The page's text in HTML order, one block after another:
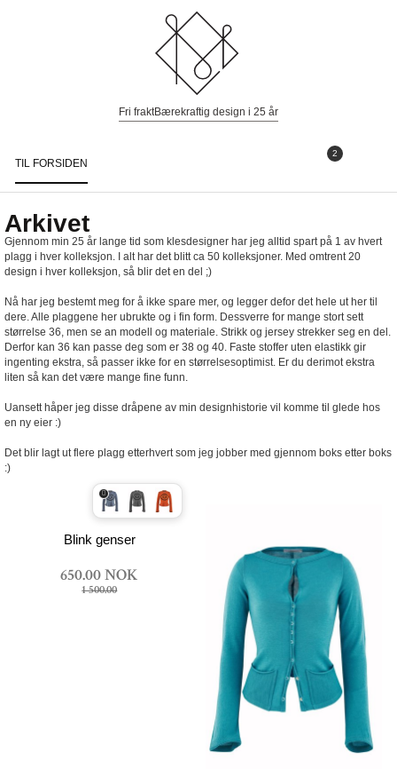
Fri fraktBærekraftig design i 25 år
2
TIL FORSIDEN
Arkivet
Gjennom min 25 år lange tid som klesdesigner har jeg alltid spart på 1 av hvert
plagg i hver kolleksjon. I alt har det blitt ca 50 kolleksjoner. Med omtrent 20
design i hver kolleksjon, så blir det en del ;)
Nå har jeg bestemt meg for å ikke spare mer, og legger defor det hele ut her til
dere. Alle plaggene her ubrukte og i fin form. Dessverre for mange stort sett
størrelse 36, men se an modell og materiale. Strikk og jersey strekker seg en del.
Derfor kan 36 kan passe deg som er 38 og 40. Faste stoffer uten elastikk gir
ingenting ekstra, så passer ikke for en størrelsesoptimist. Er du derimot ekstra
liten så kan det være mange fine funn.
Uansett håper jeg disse dråpene av min designhistorie vil komme til glede hos
en ny eier :)
Det blir lagt ut flere plagg etterhvert som jeg jobber med gjennom boks etter boks
:)
Blink genser
650.00 NOK
1 500.00